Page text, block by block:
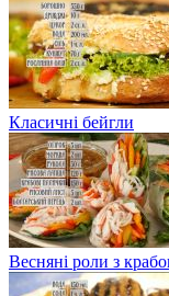
Класичні бейгли
Весняні роли з